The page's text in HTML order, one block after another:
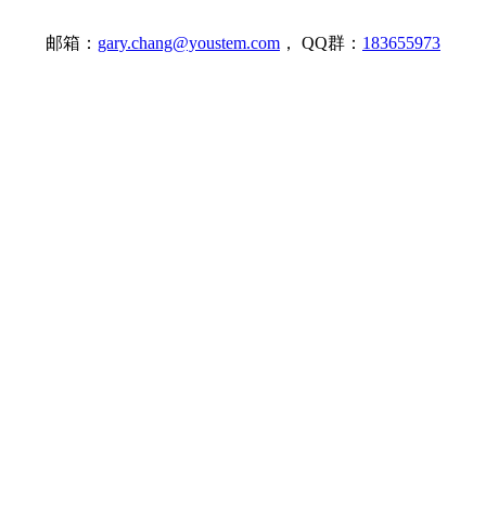
邮箱： gary.chang@youstem.com ， QQ群： 183655973